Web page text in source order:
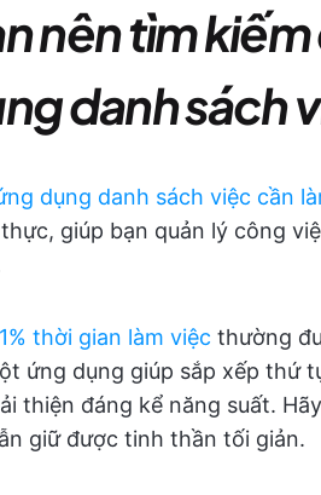
nên tìm
danh sách
dụng danh sách việc cần
giúp bạn quản lý công
thời gian làm việc thường
ứng dụng giúp sắp xếp thứ
thiện đáng kể năng suất.
giữ được tinh thần tối giản.